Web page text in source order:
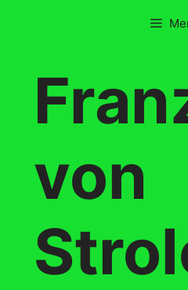
von